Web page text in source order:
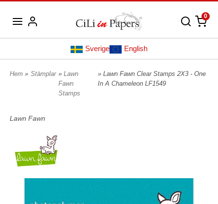
0
Sverige English
Hem » Stämplar » Lawn
Fawn
Stamps
» Lawn Fawn Clear Stamps 2X3 - One
In A Chameleon LF1549
Lawn Fawn